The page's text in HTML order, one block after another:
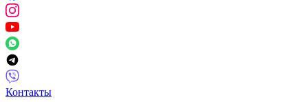
Контакты